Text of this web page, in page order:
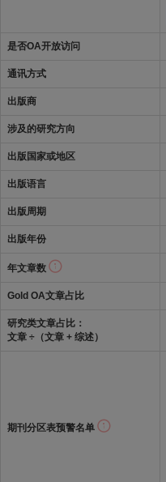
是否OA开放访问
通讯方式
出版商
涉及的研究方向
出版国家或地区
出版语言
出版周期
出版年份
年文章数
Gold OA文章占比
研究类文章占比：
文章 ÷（文章 + 综述）
期刊分区表预警名单